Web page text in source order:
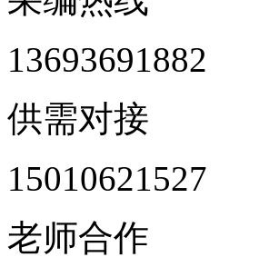
13693691882
供需对接
15010621527
老师合作